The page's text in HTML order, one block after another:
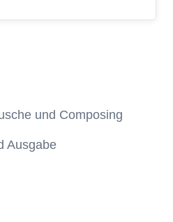
und Composing
Ausgabe